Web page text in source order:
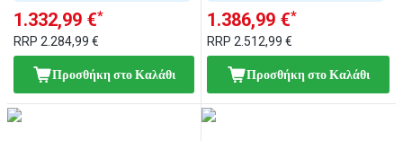
1.332,99 €*
RRP 2.284,99 €
Προσθήκη στο Καλάθι
1.386,99 €*
RRP2.512,99 €
Προσθήκη στο Καλάθι